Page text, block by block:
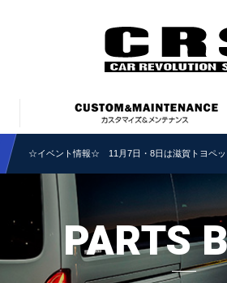
☆イベント情報☆ 11月7日・8日は滋賀トヨペッ
PARTS